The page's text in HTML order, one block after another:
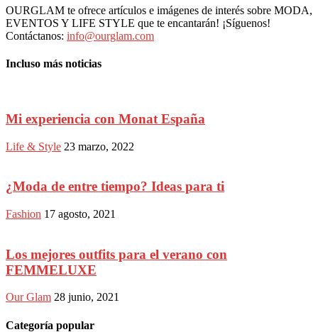
OURGLAM te ofrece artículos e imágenes de interés sobre MODA,
EVENTOS Y LIFE STYLE que te encantarán! ¡Síguenos!
Contáctanos: info@ourglam.com
Incluso más noticias
Mi experiencia con Monat España
Life & Style 23 marzo, 2022
¿Moda de entre tiempo? Ideas para ti
Fashion 17 agosto, 2021
Los mejores outfits para el verano con
FEMMELUXE
Our Glam 28 junio, 2021
Categoría popular